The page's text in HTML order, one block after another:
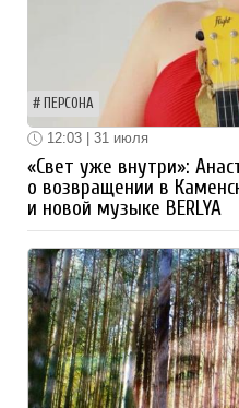
ПЕРСОНА
12:03 | 31 июля
«Свет уже внутри»:
о возвращении в
и новой музыке BERLYA